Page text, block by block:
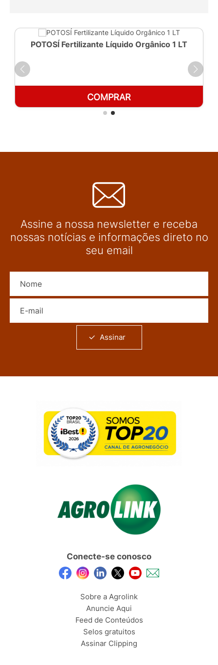
POTOSÍ Fertilizante Líquido Orgânico 1 LT
COMPRAR
Assine a nossa newsletter e receba
nossas notícias e informações direto no
seu email
Assinar
Conecte-se conosco
Sobre a Agrolink
Anuncie Aqui
Feed de Conteúdos
Selos gratuitos
Assinar Clipping